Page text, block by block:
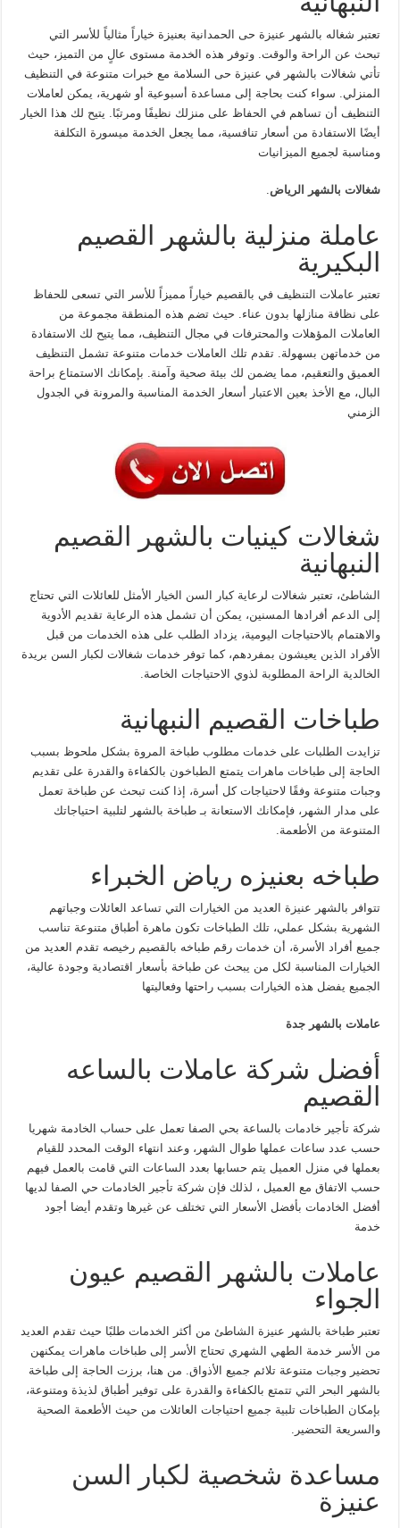
تعتبر شغاله بالشهر عنيزة حى الحمدانية بعنيزة خياراً مثالياً للأسر التي
تبحث عن الراحة والوقت. وتوفر هذه الخدمة مستوى عالٍ من التميز، حيث
تأتي شغالات بالشهر في عنيزة حى السلامة مع خبرات متنوعة في التنظيف
المنزلي. سواء كنت بحاجة إلى مساعدة أسبوعية أو شهرية، يمكن لعاملات
التنظيف أن تساهم في الحفاظ على منزلك نظيفًا ومرتبًا. يتيح لك هذا الخيار
أيضًا الاستفادة من أسعار تنافسية، مما يجعل الخدمة ميسورة التكلفة
ومناسبة لجميع الميزانيات
شغالات بالشهر الرياض.
عاملة منزلية بالشهر القصيم
البكيرية
تعتبر عاملات التنظيف في بالقصيم خياراً مميزاً للأسر التي تسعى للحفاظ
على نظافة منازلها بدون عناء. حيث تضم هذه المنطقة مجموعة من
العاملات المؤهلات والمحترفات في مجال التنظيف، مما يتيح لك الاستفادة
من خدماتهن بسهولة. تقدم تلك العاملات خدمات متنوعة تشمل التنظيف
العميق والتعقيم، مما يضمن لك بيئة صحية وآمنة. بإمكانك الاستمتاع براحة
البال، مع الأخذ بعين الاعتبار أسعار الخدمة المناسبة والمرونة في الجدول
الزمني
شغالات كينيات بالشهر القصيم
النبهانية
الشاطئ، تعتبر شغالات لرعاية كبار السن الخيار الأمثل للعائلات التي تحتاج
إلى الدعم أفرادها المسنين، يمكن أن تشمل هذه الرعاية تقديم الأدوية
والاهتمام بالاحتياجات اليومية، يزداد الطلب على هذه الخدمات من قبل
الأفراد الذين يعيشون بمفردهم، كما توفر خدمات شغالات لكبار السن بريدة
الخالدية الراحة المطلوبة لذوي الاحتياجات الخاصة.
طباخات القصيم النبهانية
تزايدت الطلبات على خدمات مطلوب طباخة المروة بشكل ملحوظ بسبب
الحاجة إلى طباخات ماهرات يتمتع الطباخون بالكفاءة والقدرة على تقديم
وجبات متنوعة وفقًا لاحتياجات كل أسرة، إذا كنت تبحث عن طباخة تعمل
على مدار الشهر، فإمكانك الاستعانة بـ طباخة بالشهر لتلبية احتياجاتك
المتنوعة من الأطعمة.
طباخه بعنيزه رياض الخبراء
تتوافر بالشهر عنيزة العديد من الخيارات التي تساعد العائلات وجباتهم
الشهرية بشكل عملي، تلك الطباخات تكون ماهرة أطباق متنوعة تناسب
جميع أفراد الأسرة، أن خدمات رقم طباخه بالقصيم رخيصه تقدم العديد من
الخيارات المناسبة لكل من يبحث عن طباخة بأسعار اقتصادية وجودة عالية،
الجميع يفضل هذه الخيارات بسبب راحتها وفعاليتها
عاملات بالشهر جدة
أفضل شركة عاملات بالساعه
القصيم
شركة تأجير خادمات بالساعة بحي الصفا تعمل على حساب الخادمة شهريا
حسب عدد ساعات عملها طوال الشهر، وعند انتهاء الوقت المحدد للقيام
بعملها في منزل العميل يتم حسابها بعدد الساعات التي قامت بالعمل فيهم
حسب الاتفاق مع العميل ، لذلك فإن شركة تأجير الخادمات حي الصفا لديها
أفضل الخادمات بأفضل الأسعار التي تختلف عن غيرها وتقدم أيضا أجود
خدمة
عاملات بالشهر القصيم عيون
الجواء
تعتبر طباخة بالشهر عنيزة الشاطئ من أكثر الخدمات طلبًا حيث تقدم العديد
من الأسر خدمة الطهي الشهري تحتاج الأسر إلى طباخات ماهرات يمكنهن
تحضير وجبات متنوعة تلائم جميع الأذواق. من هنا، برزت الحاجة إلى طباخة
بالشهر البحر التي تتمتع بالكفاءة والقدرة على توفير أطباق لذيذة ومتنوعة،
بإمكان الطباخات تلبية جميع احتياجات العائلات من حيث الأطعمة الصحية
والسريعة التحضير.
مساعدة شخصية لكبار السن
عنيزة